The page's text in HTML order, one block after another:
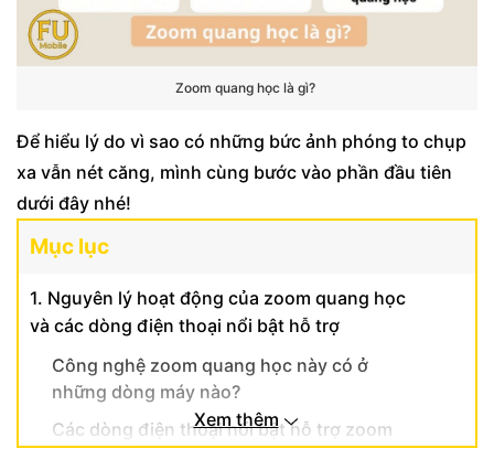
Zoom quang học là gì?
Để hiểu lý do vì sao có những bức ảnh phóng to chụp
xa vẫn nét căng, mình cùng bước vào phần đầu tiên
dưới đây nhé!
Mục lục
1. Nguyên lý hoạt động của zoom quang học
và các dòng điện thoại nổi bật hỗ trợ
Công nghệ zoom quang học này có ở
những dòng máy nào?
Các dòng điện thoại nổi bật hỗ trợ zoom
quang học đỉnh nhất hiện nay:
Xem thêm